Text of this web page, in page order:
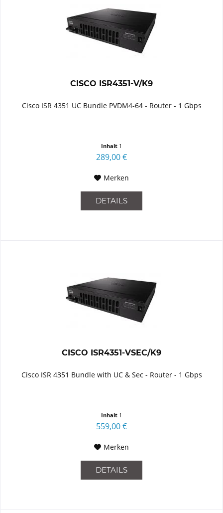
CISCO ISR4351-V/K9
Cisco ISR 4351 UC Bundle PVDM4-64 - Router - 1 Gbps
Inhalt 1
289,00 €
Merken
DETAILS
CISCO ISR4351-VSEC/K9
Cisco ISR 4351 Bundle with UC & Sec - Router - 1 Gbps
Inhalt 1
559,00 €
Merken
DETAILS